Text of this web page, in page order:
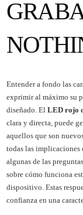
Entender a fondo las
exprimir al máximo su
diseñado. El LED rojo
clara y directa, puede
aquellos que son
todas las implicaciones
algunas de las
sobre cómo funciona
dispositivo. Estas
confianza en una